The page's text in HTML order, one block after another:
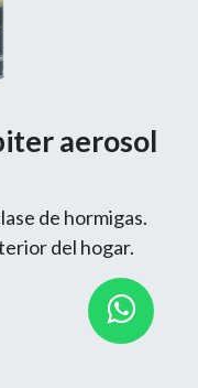
aerosol
de hormigas.
del hogar.